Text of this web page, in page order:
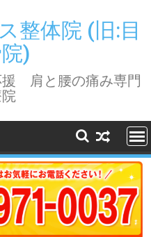
整体院 (旧:目
院)
援 肩と腰の痛み専門